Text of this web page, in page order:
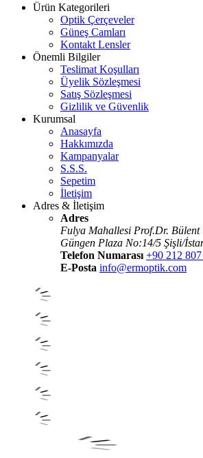
Ürün Kategorileri
Optik Çerçeveler
Güneş Camları
Kontakt Lensler
Önemli Bilgiler
Teslimat Koşulları
Üyelik Sözleşmesi
Satış Sözleşmesi
Gizlilik ve Güvenlik
Kurumsal
Anasayfa
Hakkımızda
Kampanyalar
S.S.S.
Sepetim
İletişim
Adres & İletişim
Adres
Fulya Mahallesi Prof.Dr. Bülent
Güngen Plaza No:14/5 Şişli/
Telefon Numarası +90 212
E-Posta info@ermoptik.com